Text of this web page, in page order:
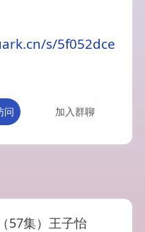
s/5f052dce
问 加入群聊
57集）王子怡